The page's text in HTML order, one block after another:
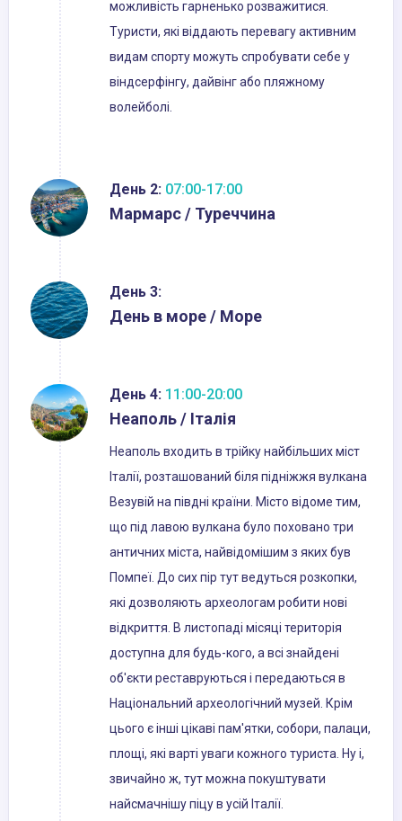
можливість гарненько розважитися.
Туристи, які віддають перевагу активним
видам спорту можуть спробувати себе у
віндсерфінгу, дайвінг або пляжному
волейболі.
День 2: 07:00-17:00
Мармарс / Туреччина
День 3:
День в море / Море
День 4: 11:00-20:00
Неаполь / Італія
Неаполь входить в трійку найбільших міст
Італії, розташований біля підніжжя вулкана
Везувій на півдні країни. Місто відоме тим,
що під лавою вулкана було поховано три
античних міста, найвідомішим з яких був
Помпеї. До сих пір тут ведуться розкопки,
які дозволяють археологам робити нові
відкриття. В листопаді місяці територія
доступна для будь-кого, а всі знайдені
об'єкти реставруються і передаються в
Національний археологічний музей. Крім
цього є інші цікаві пам'ятки, собори, палаци,
площі, які варті уваги кожного туриста. Ну і,
звичайно ж, тут можна покуштувати
найсмачнішу піцу в усій Італії.